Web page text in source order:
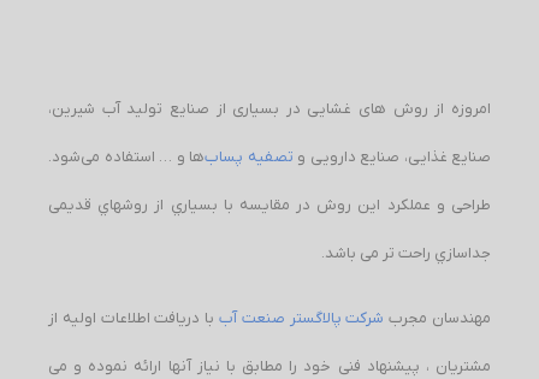
امروزه از روش های غشایی در بسیاری از صنایع تولید آب شیرین،
صنایع غذایی، صنایع دارویی وتصفیه پساب‌ها و … استفاده می‌شود.
طراحی و عملکرد این روش در مقایسه با بسیاري از روشهاي قدیمی
جداسازي راحت تر می باشد.
مهندسان مجربشرکت پالاگستر صنعت آببا دریافت اطلاعات اولیه از
مشتریان ، پیشنهاد فنی خود را مطابق با نیاز آنها ارائه نموده و می